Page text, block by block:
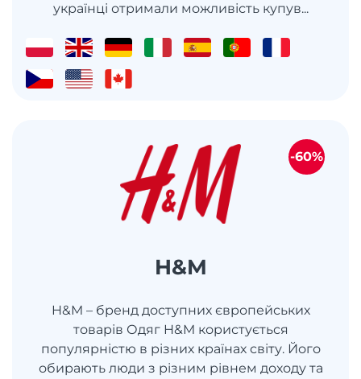
українці отримали можливість купув...
H&M
H&M – бренд доступних європейських
товарів Одяг H&M користується
популярністю в різних країнах світу. Його
обирають люди з різним рівнем доходу та
-60%